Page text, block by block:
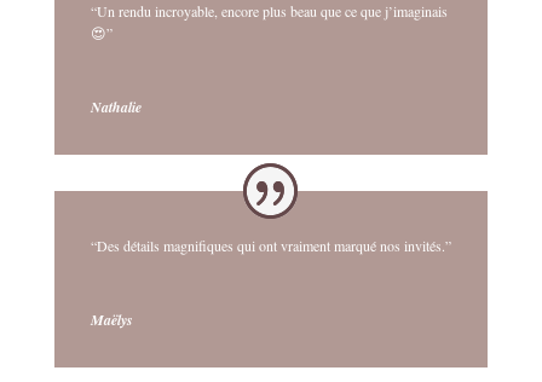
“Un rendu incroyable, encore plus beau que ce que j’imaginais
😍”
Nathalie
“Des détails magnifiques qui ont vraiment marqué nos invités.”
Maëlys